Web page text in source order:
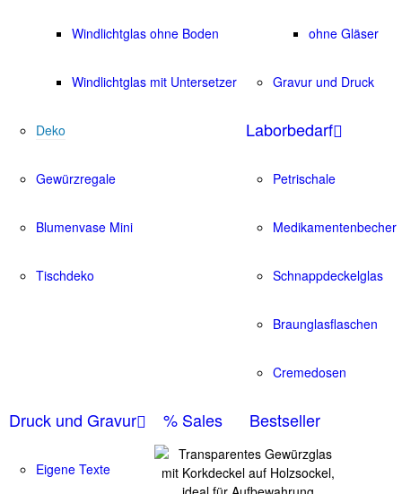
Windlichtglas ohne Boden
Windlichtglas mit Untersetzer
Deko
Gewürzregale
Blumenvase Mini
Tischdeko
ohne Gläser
Gravur und Druck
Laborbedarf
Petrischale
Medikamentenbecher
Schnappdeckelglas
Braunglasflaschen
Cremedosen
Druck und Gravur
Eigene Texte
% Sales Bestseller